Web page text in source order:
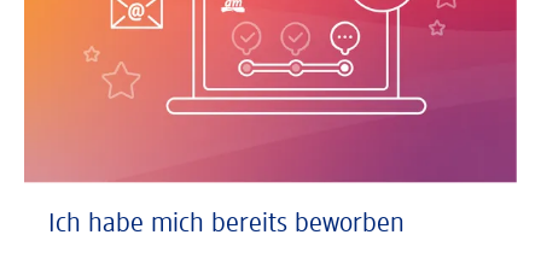
Ich habe mich bereits beworben